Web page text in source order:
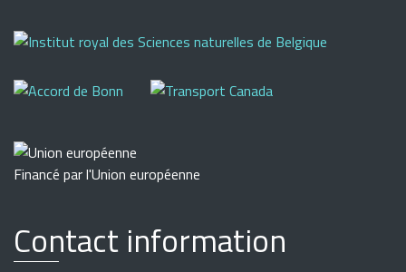
Financé par l'Union européenne
Contact information